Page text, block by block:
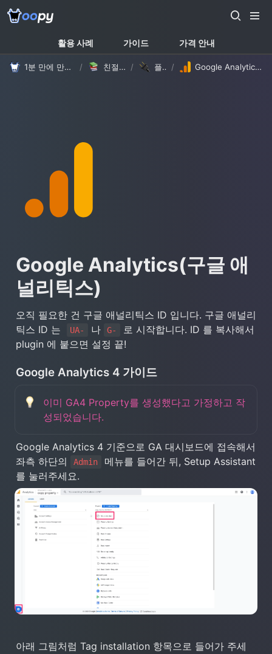
활용 사례 가이드 가격 안내
1분 만에 만드는 노션 웹사이트, 우피! / 친절한 가이드 / 플러그인 / Google Analytics(구글 애널리틱스)
Google Analytics(구글 애
널리틱스)
오직 필요한 건 구글 애널리틱스 ID 입니다. 구글 애널리
틱스 ID 는
UA- 나 G-
로 시작합니다. ID 를 복사해서
plugin 에 붙으면 설정 끝!
Google Analytics 4 가이드
이미 GA4 Property를 생성했다고 가정하고 작
성되었습니다.
Google Analytics 4 기준으로 GA 대시보드에 접속해서
좌측 하단의
Admin
메뉴를 들어간 뒤, Setup Assistant
를 눌러주세요.
아래 그림처럼 Tag installation 항목으로 들어가 주세